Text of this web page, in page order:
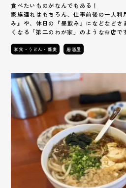
食べたいものがなんでもある！
家族連れはもちろん、仕事前後の一人利
み』や、休日の『昼飲み』になどなどさ
くなる「第二のわが家」のようなお店で
和食・うどん・蕎麦 居酒屋